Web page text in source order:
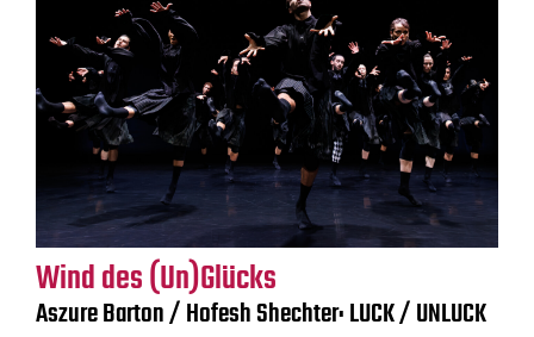
Wind des (Un)Glücks
Aszure Barton / Hofesh Shechter: LUCK / UNLUCK